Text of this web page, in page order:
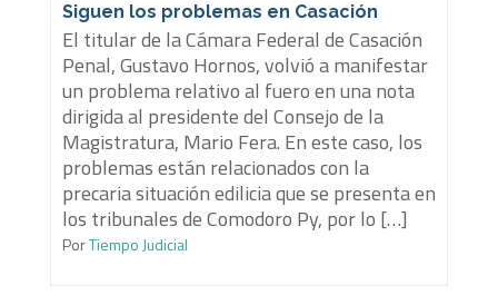
Siguen los problemas en Casación
El titular de la Cámara Federal de Casación
Penal, Gustavo Hornos, volvió a manifestar
un problema relativo al fuero en una nota
dirigida al presidente del Consejo de la
Magistratura, Mario Fera. En este caso, los
problemas están relacionados con la
precaria situación edilicia que se presenta en
los tribunales de Comodoro Py, por lo […]
PorTiempo Judicial